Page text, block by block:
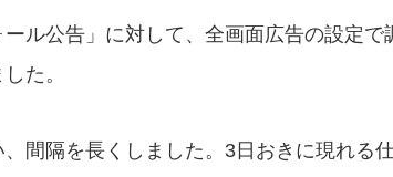
ル公告」に対して、全画面広告の設定で
た。
間隔を長くしました。3日おきに現れる